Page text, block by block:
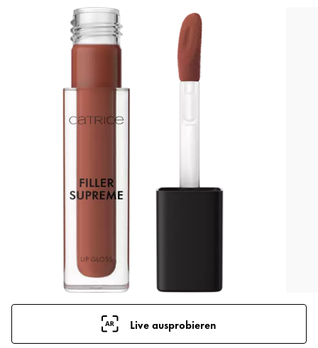
Live ausprobieren